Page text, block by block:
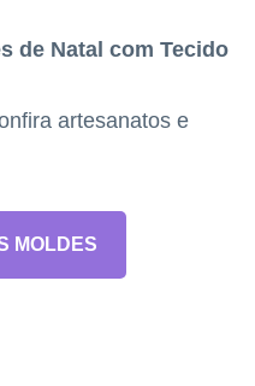
de Natal com Tecido
artesanatos e
MOLDES